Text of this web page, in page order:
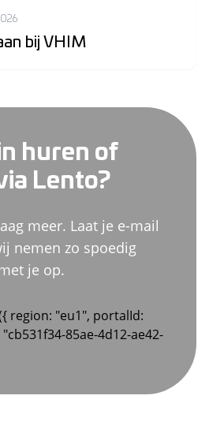
bij VHIM
huren of
Lento?
meer. Laat je e-mail
nemen zo spoedig
je op.
region: "eu1", portalId:
85ae-4d12-ae42-